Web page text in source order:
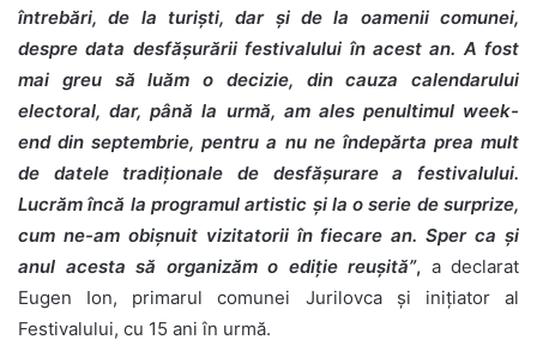
întrebări, de la turiști, dar și de la oamenii comunei,
despre data desfășurării festivalului în acest an. A fost
mai greu să luăm o decizie, din cauza calendarului
electoral, dar, până la urmă, am ales penultimul week-
end din septembrie, pentru a nu ne îndepărta prea mult
de datele tradiționale de desfășurare a festivalului.
Lucrăm încă la programul artistic și la o serie de surprize,
cum ne-am obișnuit vizitatorii în fiecare an. Sper ca și
anul acesta să organizăm o ediție reușită”, a declarat
Eugen Ion, primarul comunei Jurilovca și inițiator al
Festivalului, cu 15 ani în urmă.